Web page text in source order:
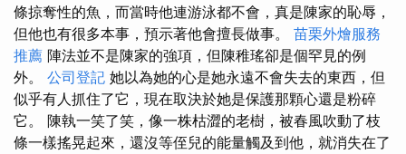
條掠奪性的魚，而當時他連游泳都不會，真是陳家的恥辱，
但他也有很多本事，預示著他會擅長做事。 苗栗外燴服務
推薦 陣法並不是陳家的強項，但陳稚瑤卻是個罕見的例
外。 公司登記 她以為她的心是她永遠不會失去的東西，但
似乎有人抓住了它，現在取決於她是保護那顆心還是粉碎
它。 陳執一笑了笑，像一株枯澀的老樹，被春風吹動了枝
條一樣搖晃起來，還沒等侄兒的能量觸及到他，就消失在了